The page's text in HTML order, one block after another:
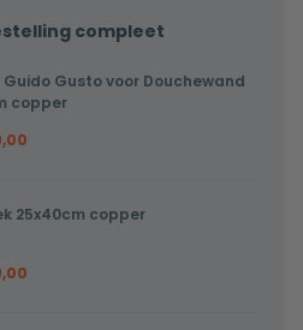
compleet
Gusto voor Douchewand
copper
25x40cm copper